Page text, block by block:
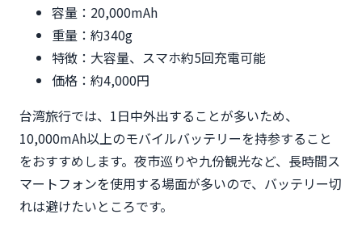
容量：20,000mAh
重量：約340g
特徴：大容量、スマホ約5回充電可能
価格：約4,000円
台湾旅行では、1日中外出することが多いため、
10,000mAh以上のモバイルバッテリーを持参すること
をおすすめします。夜市巡りや九份観光など、長時間ス
マートフォンを使用する場面が多いので、バッテリー切
れは避けたいところです。